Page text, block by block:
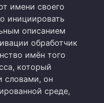
имени своего
инициировать
описанием
обработчик
имён того
который
словами, он
среде,